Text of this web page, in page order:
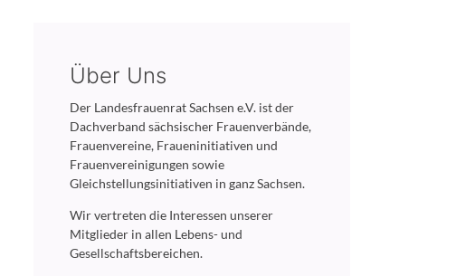
Über Uns
Der Landesfrauenrat Sachsen e.V. ist der
Dachverband sächsischer Frauenverbände,
Frauenvereine, Fraueninitiativen und
Frauenvereinigungen sowie
Gleichstellungsinitiativen in ganz Sachsen.
Wir vertreten die Interessen unserer
Mitglieder in allen Lebens- und
Gesellschaftsbereichen.